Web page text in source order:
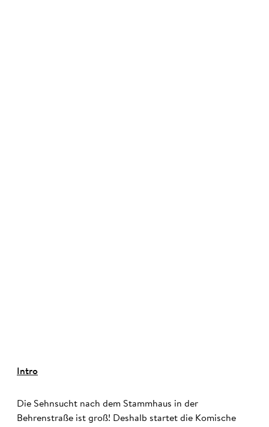
Intro
Die Sehnsucht nach dem Stammhaus in der
Behrenstraße ist groß! Deshalb startet die Komische